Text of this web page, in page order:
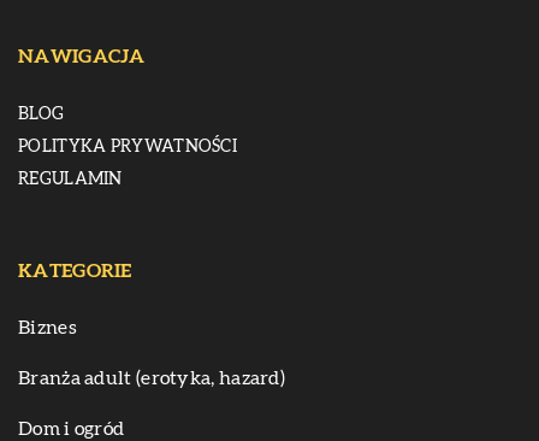
NAWIGACJA
BLOG
POLITYKA PRYWATNOŚCI
REGULAMIN
KATEGORIE
Biznes
Branża adult (erotyka, hazard)
Dom i ogród